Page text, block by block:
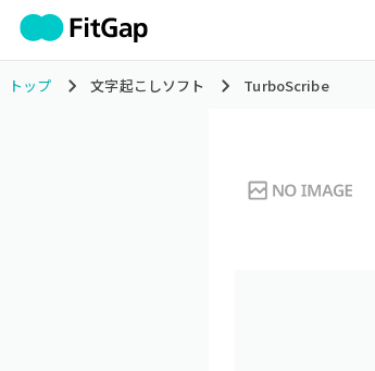
トップ 文字起こしソフト TurboScribe